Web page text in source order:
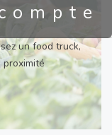
un food truck,
proximité